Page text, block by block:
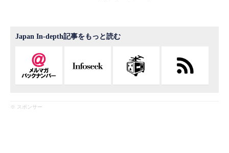
Japan In-depth記事をもっと読む
※ スポンサー